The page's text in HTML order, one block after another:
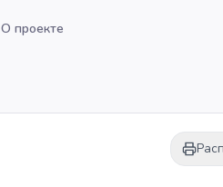
О проекте